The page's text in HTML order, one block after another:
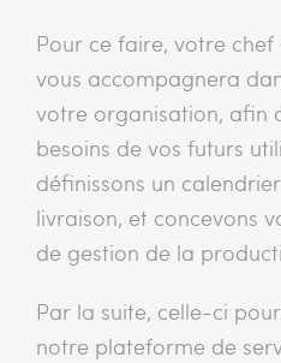
Pour ce faire, votre
vous accompagnera
votre organisation, afin
besoins de vos futurs
définissons un
livraison, et concevons
de gestion de la
Par la suite, celle-ci
notre plateforme de